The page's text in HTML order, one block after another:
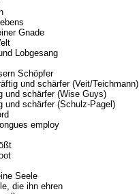
Gnade
Lobgesang
Schöpfer
und schärfer (Veit/Teichmann)
und schärfer (Wise Guys)
und schärfer (Schulz-Pagel)
employ
Seele
die ihn ehren